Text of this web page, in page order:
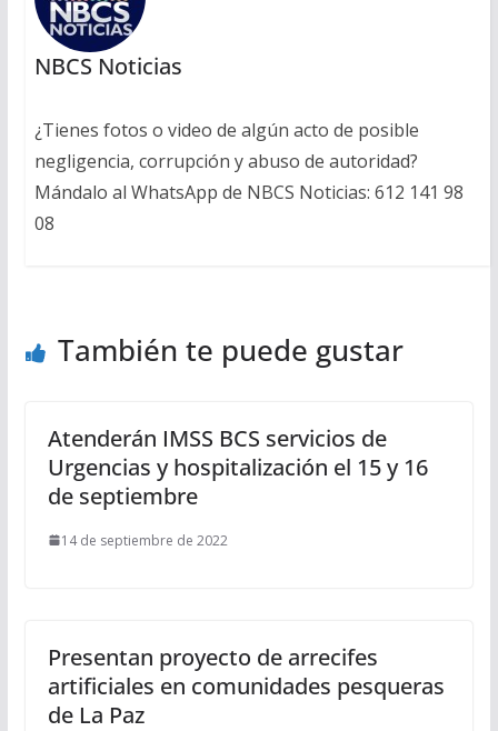
NBCS Noticias
¿Tienes fotos o video de algún acto de posible
negligencia, corrupción y abuso de autoridad?
Mándalo al WhatsApp de NBCS Noticias: 612 141 98
08
También te puede gustar
Atenderán IMSS BCS servicios de
Urgencias y hospitalización el 15 y 16
de septiembre
14 de septiembre de 2022
Presentan proyecto de arrecifes
artificiales en comunidades pesqueras
de La Paz